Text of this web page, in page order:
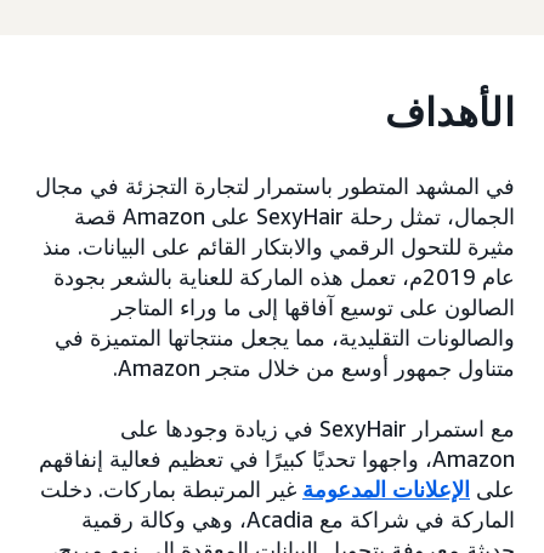
الأهداف
في المشهد المتطور باستمرار لتجارة التجزئة في مجال
الجمال، تمثل رحلة SexyHair على Amazon قصة
مثيرة للتحول الرقمي والابتكار القائم على البيانات. منذ
عام 2019م، تعمل هذه الماركة للعناية بالشعر بجودة
الصالون على توسيع آفاقها إلى ما وراء المتاجر
والصالونات التقليدية، مما يجعل منتجاتها المتميزة في
متناول جمهور أوسع من خلال متجر Amazon.
مع استمرار SexyHair في زيادة وجودها على
Amazon، واجهوا تحديًا كبيرًا في تعظيم فعالية إنفاقهم
على الإعلانات المدعومة غير المرتبطة بماركات. دخلت
الماركة في شراكة مع Acadia، وهي وكالة رقمية